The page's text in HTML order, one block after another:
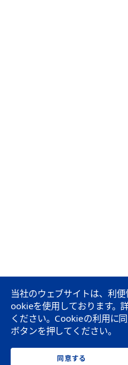
当社のウェブサイトは、利
ookieを使用しております。
ください。 Cookieの利用に
ボタンを押してください。
同意する